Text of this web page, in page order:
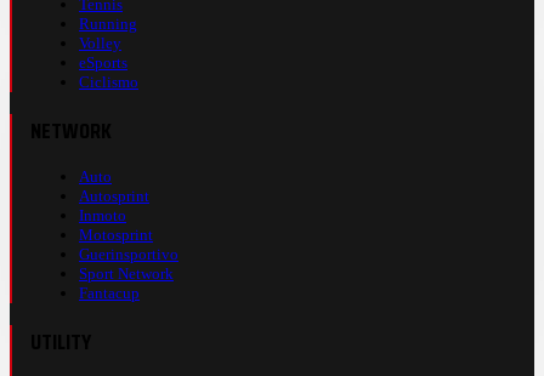
Tennis
Running
Volley
eSports
Ciclismo
Auto
Autosprint
Inmoto
Motosprint
Guerinsportivo
Sport Network
Fantacup